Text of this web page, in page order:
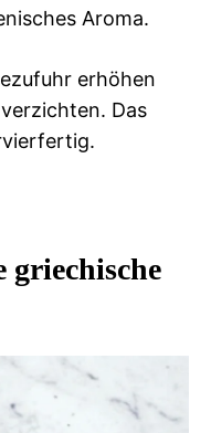
Aroma.
erhöhen
Das
griechische